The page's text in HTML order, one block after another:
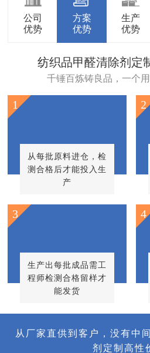
公司
优势
方案
优势
生产
优势
纺织品甲醛清除剂定
千锤百炼铸良品，一个
从每批原料进仓，检
测合格后才能投入生
产
1 2
生产出每批成品需工
程师检测合格留样才
能发货
3 4
从厂家直供到客户，没有中
剂定制高性